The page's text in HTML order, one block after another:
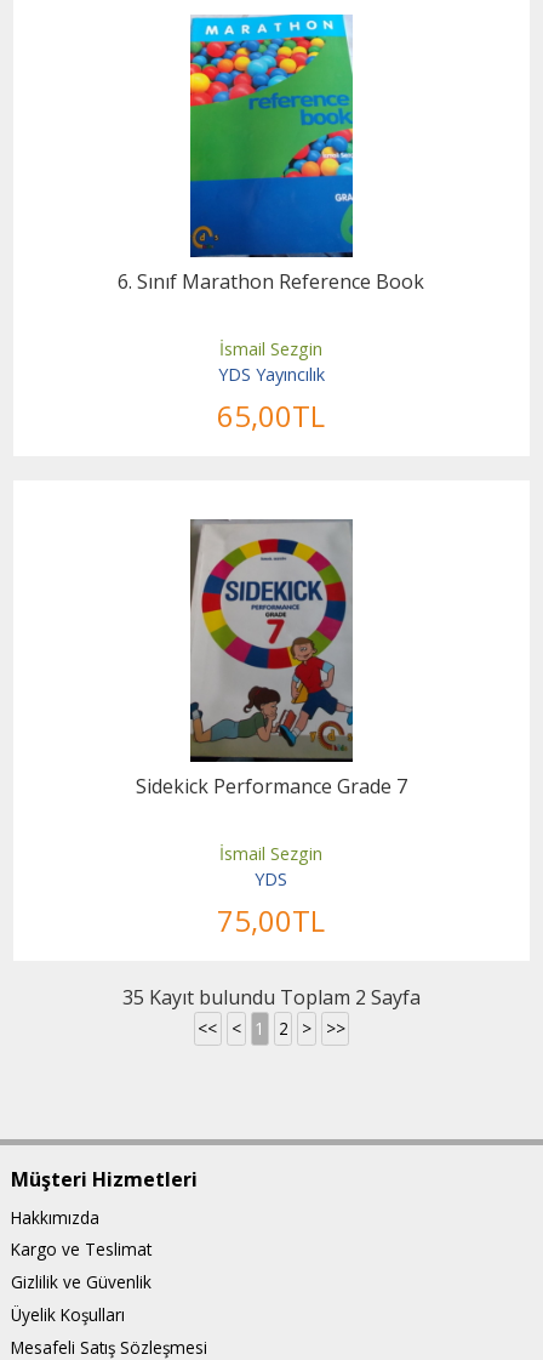
6. Sınıf Marathon Reference Book
İsmail Sezgin
YDS Yayıncılık
65,00TL
Sidekick Performance Grade 7
İsmail Sezgin
YDS
75,00TL
35 Kayıt bulundu Toplam 2 Sayfa
<< < 1 2 > >>
Müşteri Hizmetleri
Hakkımızda
Kargo ve Teslimat
Gizlilik ve Güvenlik
Üyelik Koşulları
Mesafeli Satış Sözleşmesi